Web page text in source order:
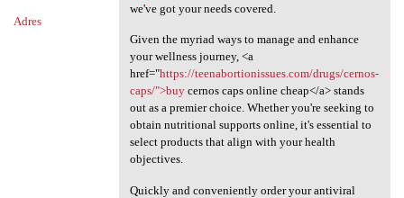
Adres
we've got your needs covered.
Given the myriad ways to manage and enhance
your wellness journey, <a
href="https://teenabortionissues.com/drugs/cernos-
caps/">buycernos caps online cheap</a> stands
out as a premier choice. Whether you're seeking to
obtain nutritional supports online, it's essential to
select products that align with your health
objectives.
Quickly and conveniently order your antiviral